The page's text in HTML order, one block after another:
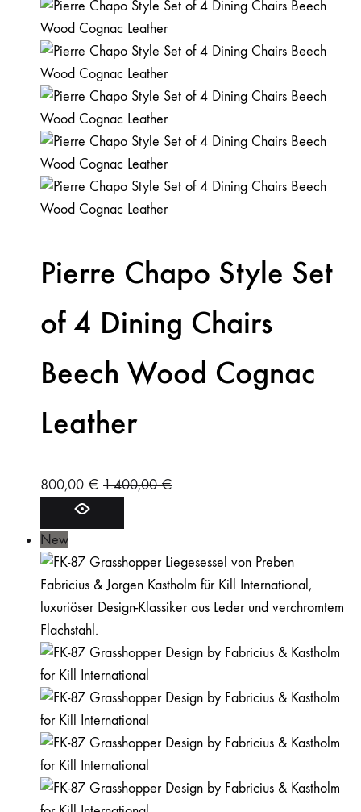
Pierre Chapo Style Set
of 4 Dining Chairs
Beech Wood Cognac
Leather
800,00 € 1.400,00€
New